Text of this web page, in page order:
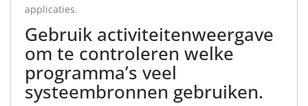
applicaties.
Gebruik activiteitenweergave
om te controleren welke
programma’s veel
systeembronnen gebruiken.